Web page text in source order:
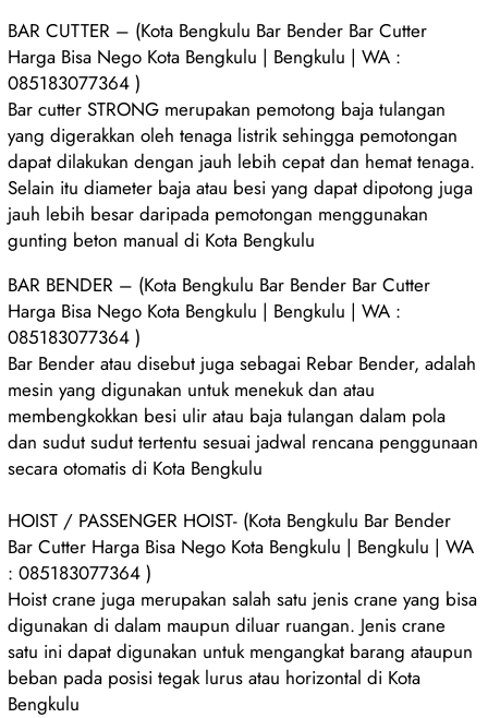
BAR CUTTER – (Kota Bengkulu Bar Bender Bar Cutter
Harga Bisa Nego Kota Bengkulu | Bengkulu | WA :
085183077364 )
Bar cutter STRONG merupakan pemotong baja tulangan
yang digerakkan oleh tenaga listrik sehingga pemotongan
dapat dilakukan dengan jauh lebih cepat dan hemat tenaga.
Selain itu diameter baja atau besi yang dapat dipotong juga
jauh lebih besar daripada pemotongan menggunakan
gunting beton manual di Kota Bengkulu
BAR BENDER – (Kota Bengkulu Bar Bender Bar Cutter
Harga Bisa Nego Kota Bengkulu | Bengkulu | WA :
085183077364 )
Bar Bender atau disebut juga sebagai Rebar Bender, adalah
mesin yang digunakan untuk menekuk dan atau
membengkokkan besi ulir atau baja tulangan dalam pola
dan sudut sudut tertentu sesuai jadwal rencana penggunaan
secara otomatis di Kota Bengkulu
HOIST / PASSENGER HOIST- (Kota Bengkulu Bar Bender
Bar Cutter Harga Bisa Nego Kota Bengkulu | Bengkulu | WA
: 085183077364 )
Hoist crane juga merupakan salah satu jenis crane yang bisa
digunakan di dalam maupun diluar ruangan. Jenis crane
satu ini dapat digunakan untuk mengangkat barang ataupun
beban pada posisi tegak lurus atau horizontal di Kota
Bengkulu